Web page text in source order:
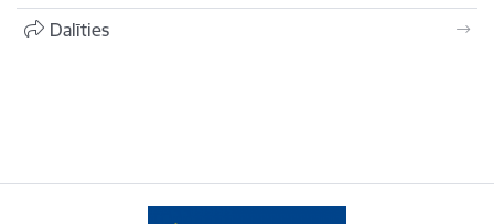
Dalīties